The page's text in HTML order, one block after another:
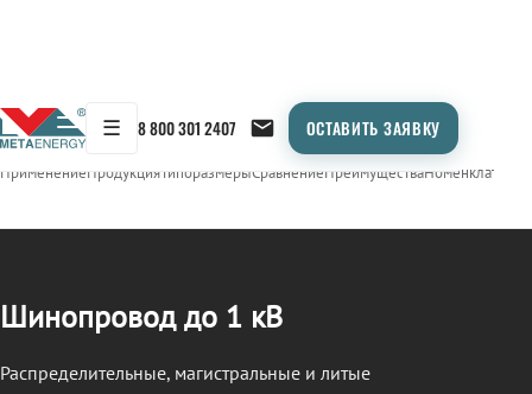
☰ 8 800 301 2407 ОСТАВИТЬ ЗАЯВКУ
← Продукция/ШИНОПРОВОД
ПрименениеПродукцияТипоразмерыСравнениеПреимуществаНоменклатура
Шинопровод до 1 кВ
Распределительные, магистральные и литые